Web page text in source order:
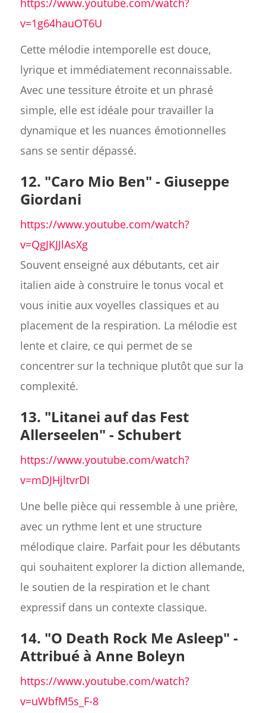
https://www.youtube.com/watch?
v=1g64hauOT6U
Cette mélodie intemporelle est douce,
lyrique et immédiatement reconnaissable.
Avec une tessiture étroite et un phrasé
simple, elle est idéale pour travailler la
dynamique et les nuances émotionnelles
sans se sentir dépassé.
12. "Caro Mio Ben" - Giuseppe
Giordani
https://www.youtube.com/watch?
v=QgJKJJlAsXg
Souvent enseigné aux débutants, cet air
italien aide à construire le tonus vocal et
vous initie aux voyelles classiques et au
placement de la respiration. La mélodie est
lente et claire, ce qui permet de se
concentrer sur la technique plutôt que sur la
complexité.
13. "Litanei auf das Fest
Allerseelen" - Schubert
https://www.youtube.com/watch?
v=mDJHjltvrDI
Une belle pièce qui ressemble à une prière,
avec un rythme lent et une structure
mélodique claire. Parfait pour les débutants
qui souhaitent explorer la diction allemande,
le soutien de la respiration et le chant
expressif dans un contexte classique.
14. "O Death Rock Me Asleep" -
Attribué à Anne Boleyn
https://www.youtube.com/watch?
v=uWbfM5s_F-8